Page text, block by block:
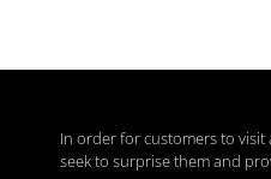
In order for customers to
seek to surprise them and